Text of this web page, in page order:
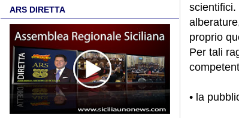
scientifici.
proprio
Per tali
• la
ARS DIRETTA